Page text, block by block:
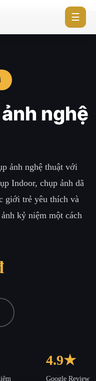
☰
nghệ
ảnh nghệ thuật với
Indoor, chụp ảnh dã
giới trẻ yêu thích và
kỷ niệm một cách
4.9★
Google Review